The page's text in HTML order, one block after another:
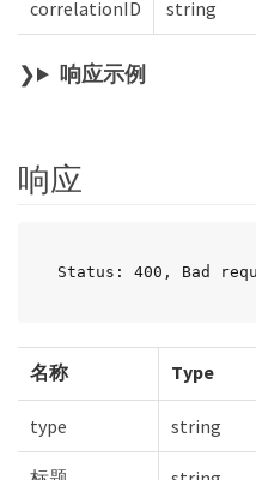
correlationID string
响应示例
响应
Status: 400, Bad
名称 Type
type string